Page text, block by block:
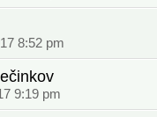
8:52 pm
9:19 pm